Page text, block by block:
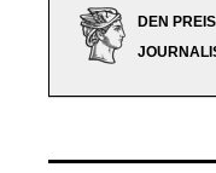
DEN